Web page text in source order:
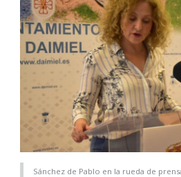
Sánchez de Pablo en la rueda de